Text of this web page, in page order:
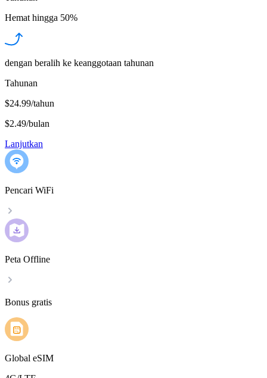
Hemat hingga 50%
dengan beralih ke keanggotaan tahunan
Tahunan
$24.99/tahun
$2.49/bulan
Lanjutkan
Pencari WiFi
Peta Offline
Bonus gratis
Global eSIM